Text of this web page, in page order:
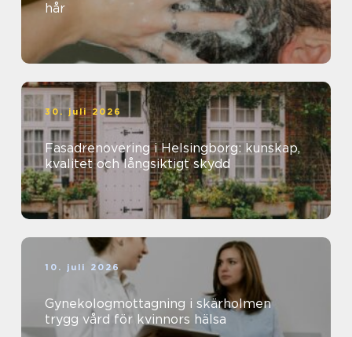
hår
30. juli 2026
Fasadrenovering i Helsingborg: kunskap,
kvalitet och långsiktigt skydd
10. juli 2026
Gynekologmottagning i skärholmen
trygg vård för kvinnors hälsa